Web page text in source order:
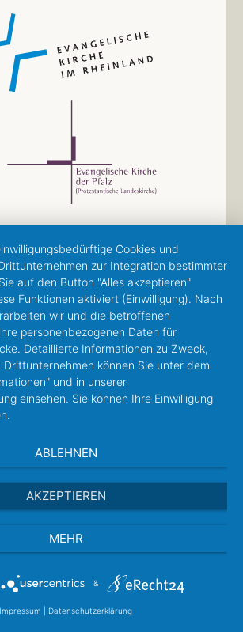
Cookies und
zur Integration bestimmter
auf den Button "Alles akzeptieren"
Funktionen aktiviert (Einwilligung). Nach
wir und die betroffenen
personenbezogenen Daten für
Detaillierte Informationen zu Zweck,
Drittunternehmen können Sie unter dem
und in unserer
einsehen. Sie können Ihre Einwilligung
ABLEHNEN
AKZEPTIEREN
MEHR
&
Impressum Datenschutzerklärung